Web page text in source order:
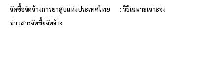
จัดซื้อจัดจ้างการยาสูบแห่งประเทศไทย
: วิธีเฉพาะเจาะจง
ข่าวสารจัดซื้อจัดจ้าง